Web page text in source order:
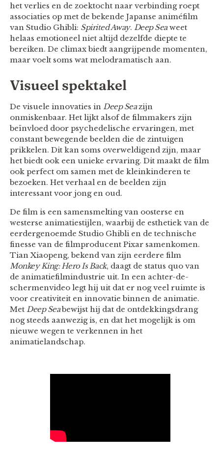
het verlies en de zoektocht naar verbinding roept
associaties op met de bekende Japanse animéfilm
van Studio Ghibli: Spirited Away. Deep Seaweet
helaas emotioneel niet altijd dezelfde diepte te
bereiken. De climax biedt aangrijpende momenten,
maar voelt soms wat melodramatisch aan.
Visueel spektakel
De visuele innovaties in Deep Seazijn
onmiskenbaar. Het lijkt alsof de filmmakers zijn
beïnvloed door psychedelische ervaringen, met
constant bewegende beelden die de zintuigen
prikkelen. Dit kan soms overweldigend zijn, maar
het biedt ook een unieke ervaring. Dit maakt de film
ook perfect om samen met de kleinkinderen te
bezoeken. Het verhaal en de beelden zijn
interessant voor jong en oud.
De film is een samensmelting van oosterse en
westerse animatiestijlen, waarbij de esthetiek van de
eerdergenoemde Studio Ghibli en de technische
finesse van de filmproducent Pixar samenkomen.
Tian Xiaopeng, bekend van zijn eerdere film
Monkey King: Hero Is Back, daagt de status quo van
de animatiefilmindustrie uit. In een achter-de-
schermenvideo legt hij uit dat er nog veel ruimte is
voor creativiteit en innovatie binnen de animatie.
Met Deep Seabewijst hij dat de ontdekkingsdrang
nog steeds aanwezig is, en dat het mogelijk is om
nieuwe wegen te verkennen in het
animatielandschap.